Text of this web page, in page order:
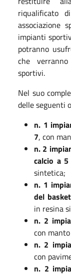
riqualificato
associazione
impianti
potranno
che
sportivi.
Nel suo
delle seguenti
n. 1
7, con
n. 2
calcio a
sintetica;
n. 1
del
in resina
n. 2
con
n. 2
con
n. 2